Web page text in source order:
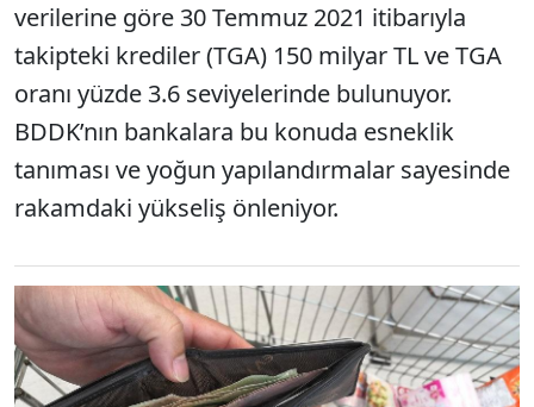
verilerine göre 30 Temmuz 2021 itibarıyla
takipteki krediler (TGA) 150 milyar TL ve TGA
oranı yüzde 3.6 seviyelerinde bulunuyor.
BDDK’nın bankalara bu konuda esneklik
tanıması ve yoğun yapılandırmalar sayesinde
rakamdaki yükseliş önleniyor.